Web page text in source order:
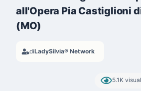
all'Opera Pia Castiglioni
(MO)
diLadySilvia® Network
5.1K